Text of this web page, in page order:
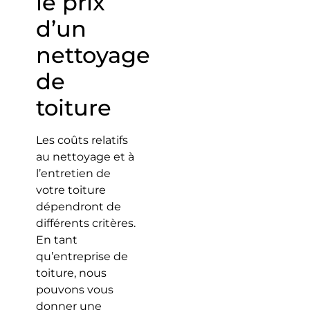
d’un
nettoyage
de
toiture
Les coûts relatifs
au nettoyage et à
l’entretien de
votre toiture
dépendront de
différents critères.
En tant
qu’entreprise de
toiture, nous
pouvons vous
donner une